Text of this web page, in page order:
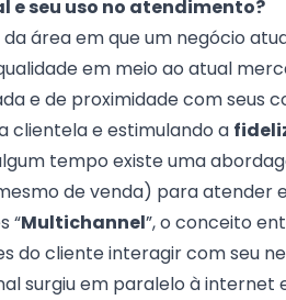
e seu uso no atendimento?
área em que um negócio
em meio ao atual
e de proximidade com seus
clientela e estimulando a
tempo existe uma
de venda) para atender
“Multichannel”, o conceito
do cliente interagir com seu
surgiu em paralelo à internet